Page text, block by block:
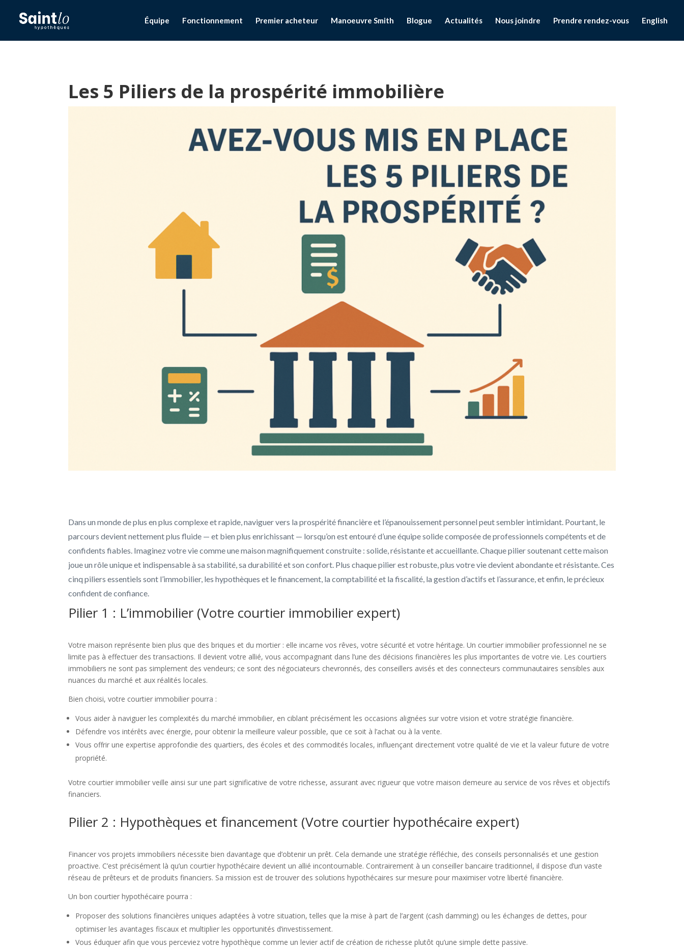
Équipe Fonctionnement Premier acheteur Manoeuvre Smith Blogue Actualités Nous joindre Prendre rendez-vous English
Les 5 Piliers de la prospérité immobilière
Dans un monde de plus en plus complexe et rapide, naviguer vers la prospérité financière et l’épanouissement personnel peut sembler intimidant. Pourtant, le
parcours devient nettement plus fluide — et bien plus enrichissant — lorsqu’on est entouré d’une équipe solide composée de professionnels compétents et de
confidents fiables. Imaginez votre vie comme une maison magnifiquement construite : solide, résistante et accueillante. Chaque pilier soutenant cette maison
joue un rôle unique et indispensable à sa stabilité, sa durabilité et son confort. Plus chaque pilier est robuste, plus votre vie devient abondante et résistante. Ces
cinq piliers essentiels sont l’immobilier, les hypothèques et le financement, la comptabilité et la fiscalité, la gestion d’actifs et l’assurance, et enfin, le précieux
confident de confiance.
Pilier 1 : L’immobilier (Votre courtier immobilier expert)
Votre maison représente bien plus que des briques et du mortier : elle incarne vos rêves, votre sécurité et votre héritage. Un courtier immobilier professionnel ne se
limite pas à effectuer des transactions. Il devient votre allié, vous accompagnant dans l’une des décisions financières les plus importantes de votre vie. Les courtiers
immobiliers ne sont pas simplement des vendeurs; ce sont des négociateurs chevronnés, des conseillers avisés et des connecteurs communautaires sensibles aux
nuances du marché et aux réalités locales.
Bien choisi, votre courtier immobilier pourra :
Vous aider à naviguer les complexités du marché immobilier, en ciblant précisément les occasions alignées sur votre vision et votre stratégie financière.
Défendre vos intérêts avec énergie, pour obtenir la meilleure valeur possible, que ce soit à l’achat ou à la vente.
Vous offrir une expertise approfondie des quartiers, des écoles et des commodités locales, influençant directement votre qualité de vie et la valeur future de votre
propriété.
Votre courtier immobilier veille ainsi sur une part significative de votre richesse, assurant avec rigueur que votre maison demeure au service de vos rêves et objectifs
financiers.
Pilier 2 : Hypothèques et financement (Votre courtier hypothécaire expert)
Financer vos projets immobiliers nécessite bien davantage que d’obtenir un prêt. Cela demande une stratégie réfléchie, des conseils personnalisés et une gestion
proactive. C’est précisément là qu’un courtier hypothécaire devient un allié incontournable. Contrairement à un conseiller bancaire traditionnel, il dispose d’un vaste
réseau de prêteurs et de produits financiers. Sa mission est de trouver des solutions hypothécaires sur mesure pour maximiser votre liberté financière.
Un bon courtier hypothécaire pourra :
Proposer des solutions financières uniques adaptées à votre situation, telles que la mise à part de l’argent (cash damming) ou les échanges de dettes, pour
optimiser les avantages fiscaux et multiplier les opportunités d’investissement.
Vous éduquer afin que vous perceviez votre hypothèque comme un levier actif de création de richesse plutôt qu’une simple dette passive.